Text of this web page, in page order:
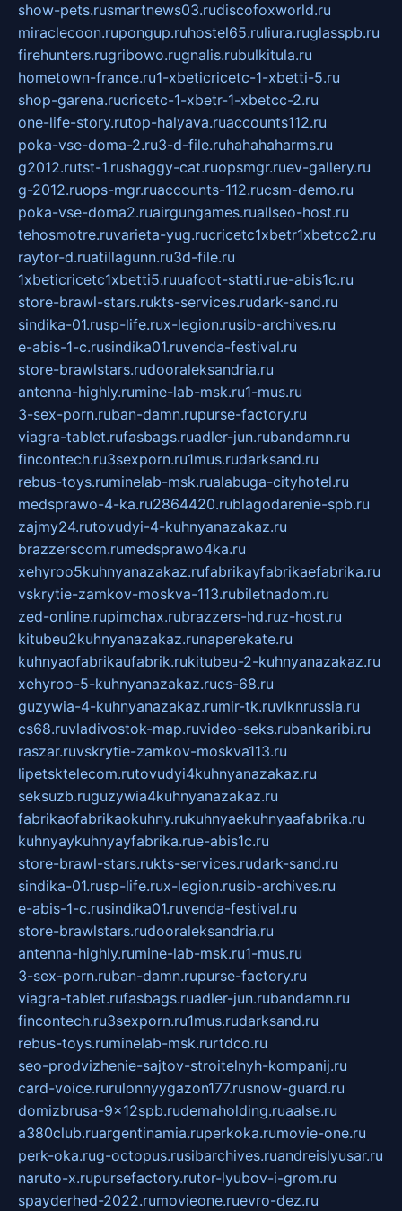
show-pets.rusmartnews03.rudiscofoxworld.ru
miraclecoon.rupongup.ruhostel65.ruliura.ruglasspb.ru
firehunters.rugribowo.rugnalis.rubulkitula.ru
hometown-france.ru1-xbeticricetc-1-xbetti-5.ru
shop-garena.rucricetc-1-xbetr-1-xbetcc-2.ru
one-life-story.rutop-halyava.ruaccounts112.ru
poka-vse-doma-2.ru3-d-file.ruhahahaharms.ru
g2012.rutst-1.rushaggy-cat.ruopsmgr.ruev-gallery.ru
g-2012.ruops-mgr.ruaccounts-112.rucsm-demo.ru
poka-vse-doma2.ruairgungames.ruallseo-host.ru
tehosmotre.ruvarieta-yug.rucricetc1xbetr1xbetcc2.ru
raytor-d.ruatillagunn.ru3d-file.ru
1xbeticricetc1xbetti5.ruuafoot-statti.rue-abis1c.ru
store-brawl-stars.rukts-services.rudark-sand.ru
sindika-01.rusp-life.rux-legion.rusib-archives.ru
e-abis-1-c.rusindika01.ruvenda-festival.ru
store-brawlstars.rudooraleksandria.ru
antenna-highly.rumine-lab-msk.ru1-mus.ru
3-sex-porn.ruban-damn.rupurse-factory.ru
viagra-tablet.rufasbags.ruadler-jun.rubandamn.ru
fincontech.ru3sexporn.ru1mus.rudarksand.ru
rebus-toys.ruminelab-msk.rualabuga-cityhotel.ru
medsprawo-4-ka.ru2864420.rublagodarenie-spb.ru
zajmy24.rutovudyi-4-kuhnyanazakaz.ru
brazzerscom.rumedsprawo4ka.ru
xehyroo5kuhnyanazakaz.rufabrikayfabrikaefabrika.ru
vskrytie-zamkov-moskva-113.rubiletnadom.ru
zed-online.rupimchax.rubrazzers-hd.ruz-host.ru
kitubeu2kuhnyanazakaz.runaperekate.ru
kuhnyaofabrikaufabrik.rukitubeu-2-kuhnyanazakaz.ru
xehyroo-5-kuhnyanazakaz.rucs-68.ru
guzywia-4-kuhnyanazakaz.rumir-tk.ruvlknrussia.ru
cs68.ruvladivostok-map.ruvideo-seks.rubankaribi.ru
raszar.ruvskrytie-zamkov-moskva113.ru
lipetsktelecom.rutovudyi4kuhnyanazakaz.ru
seksuzb.ruguzywia4kuhnyanazakaz.ru
fabrikaofabrikaokuhny.rukuhnyaekuhnyaafabrika.ru
kuhnyaykuhnyayfabrika.rue-abis1c.ru
store-brawl-stars.rukts-services.rudark-sand.ru
sindika-01.rusp-life.rux-legion.rusib-archives.ru
e-abis-1-c.rusindika01.ruvenda-festival.ru
store-brawlstars.rudooraleksandria.ru
antenna-highly.rumine-lab-msk.ru1-mus.ru
3-sex-porn.ruban-damn.rupurse-factory.ru
viagra-tablet.rufasbags.ruadler-jun.rubandamn.ru
fincontech.ru3sexporn.ru1mus.rudarksand.ru
rebus-toys.ruminelab-msk.rurtdco.ru
seo-prodvizhenie-sajtov-stroitelnyh-kompanij.ru
card-voice.rurulonnyygazon177.rusnow-guard.ru
domizbrusa-9x12spb.rudemaholding.ruaalse.ru
a380club.ruargentinamia.ruperkoka.rumovie-one.ru
perk-oka.rug-octopus.rusibarchives.ruandreislyusar.ru
naruto-x.rupursefactory.rutor-lyubov-i-grom.ru
spayderhed-2022.rumovieone.ruevro-dez.ru